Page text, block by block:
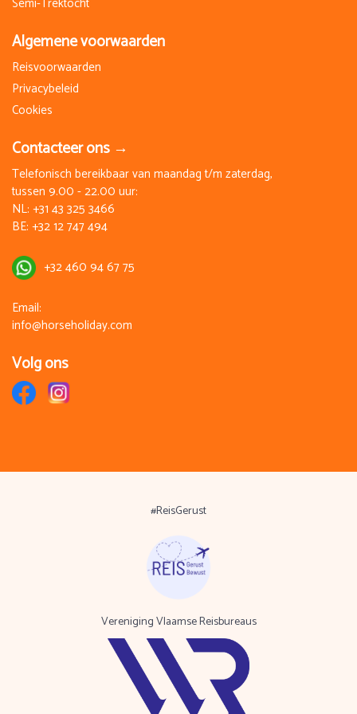
Algemene voorwaarden
Reisvoorwaarden
Privacybeleid
Cookies
Contacteer ons →
Telefonisch bereikbaar van maandag t/m zaterdag,
tussen 9.00 - 22.00 uur:
NL: +31 43 325 3466
BE: +32 12 747 494
+32 460 94 67 75
Email:
info@horseholiday.com
Volg ons
#ReisGerust
Vereniging Vlaamse Reisbureaus